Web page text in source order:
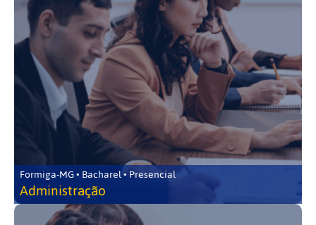
Formiga-MG • Bacharel • Presencial
Administração